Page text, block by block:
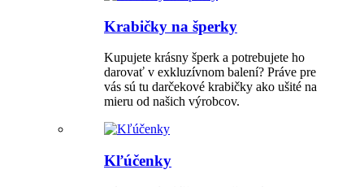
Krabičky na šperky
Kupujete krásny šperk a potrebujete ho
darovať v exkluzívnom balení? Práve pre
vás sú tu darčekové krabičky ako ušité na
mieru od našich výrobcov.
Kľúčenky